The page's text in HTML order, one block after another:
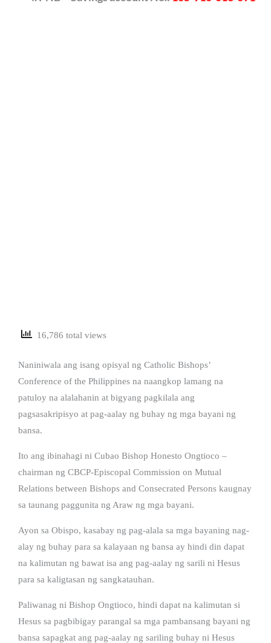
16,786 total views
Naniniwala ang isang opisyal ng Catholic Bishops’
Conference of the Philippines na naangkop lamang na
patuloy na alalahanin at bigyang pagkilala ang
pagsasakripisyo at pag-aalay ng buhay ng mga bayani ng
bansa.
Ito ang ibinahagi ni Cubao Bishop Honesto Ongtioco –
chairman ng CBCP-Episcopal Commission on Mutual
Relations between Bishops and Consecrated Persons kaugnay
sa taunang paggunita ng Araw ng mga bayani.
Ayon sa Obispo, kasabay ng pag-alala sa mga bayaning nag-
alay ng buhay para sa kalayaan ng bansa ay hindi din dapat
na kalimutan ng bawat isa ang pag-aalay ng sarili ni Hesus
para sa kaligtasan ng sangkatauhan.
Paliwanag ni Bishop Ongtioco, hindi dapat na kalimutan si
Hesus sa pagbibigay parangal sa mga pambansang bayani ng
bansa sapagkat ang pag-aalay ng sariling buhay ni Hesus